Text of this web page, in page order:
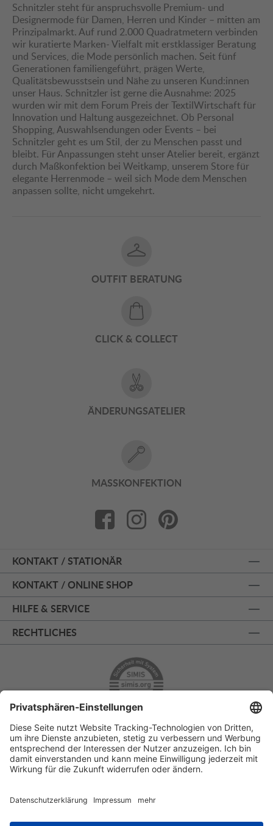
Schnitzler steht für anspruchsvolle Premium- und
Designermode für Damen, Herren und Kinder – mitten am
Prinzipalmarkt. Auf rund 2.000 Quadratmetern verbinden
wir kuratierte Marken- Vielfalt mit erstklassiger Beratung
und Services, die Mode persönlich machen. Seit fünf
Generationen familiengeführt, prägen Werte,
Qualitätsbewusstsein und Nähe zu unseren Kund:innen
unser Haus. Schnitzler ist gerne die Ausnahme: 2025
wurden wir mit dem Forum Preis der TextilWirtschaft für
Innovation und Haltung ausgezeichnet. Ob Personal
Shopping, Auswahlsendungen oder Events – bei
Schnitzler geht es um Stil, der zu Menschen passt und
bleibt. Für Anpassungen steht unser Atelier bereit, ergänzt
durch Maßkonfektion bei Weitkamp, unserem Store für
elegante Herrenmode – weil sich Mode dem Menschen
anpassen sollte, nicht umgekehrt.
OUTFIT BERATUNG
CLICK & COLLECT
ÄNDERUNGSATELIER
MASSKONFEKTION
KONTAKT / STATIONÄR
KONTAKT / ONLINE SHOP
HILFE & SERVICE
RECHTLICHES
ÜBER 125 JAHRE AM PRINZIPALMARKT
PERSÖNLICHE BERATUNG
KOSTENLOSER RÜCKVERSAND